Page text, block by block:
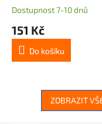
Dostupnost 7-10 dnů
151 Kč
Do košíku
ZOBRAZIT